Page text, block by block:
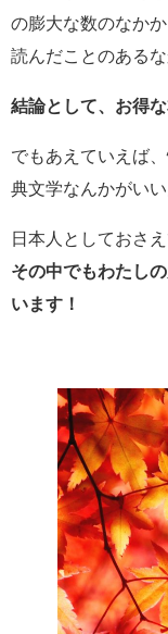
の膨大な数のなか
読んだことのあ
結論として、お得
でもあえていえば
典文学なんかがい
日本人としておさ
その中でもわたし
います！